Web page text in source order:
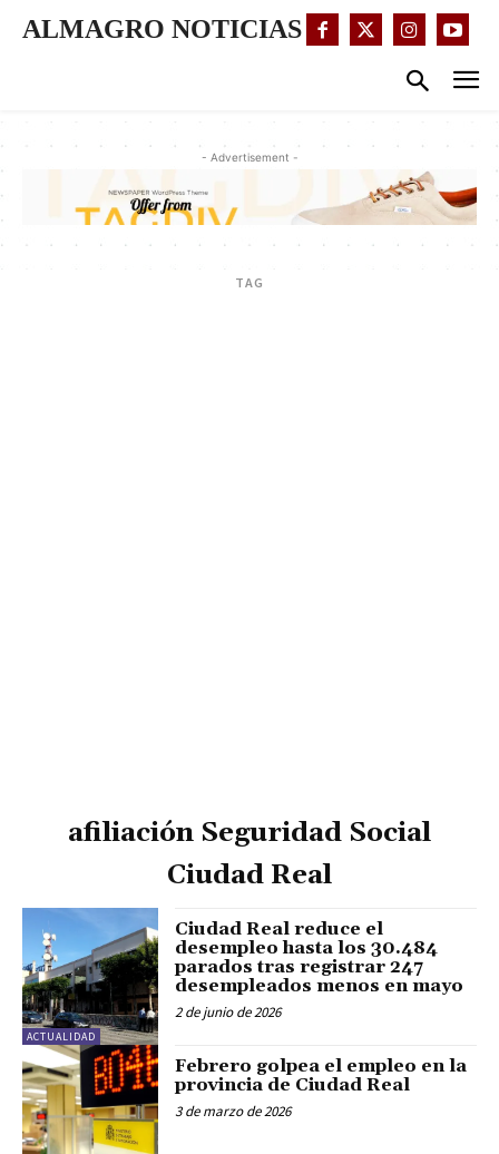
ALMAGRO NOTICIAS
- Advertisement -
TAG
afiliación Seguridad Social
Ciudad Real
ACTUALIDAD
Ciudad Real reduce el
desempleo hasta los 30.484
parados tras registrar 247
desempleados menos en mayo
2 de junio de 2026
Febrero golpea el empleo en la
provincia de Ciudad Real
3 de marzo de 2026